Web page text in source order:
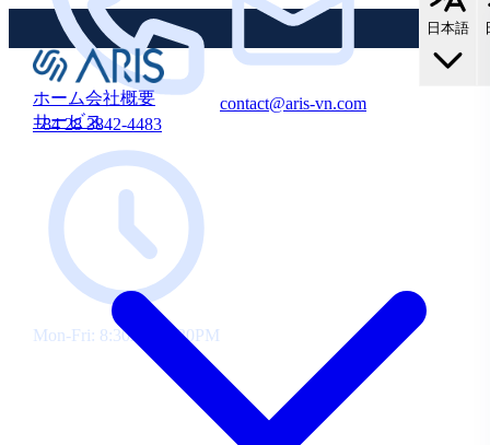
+84 28 3842-4483
Mon-Fri: 8:30AM-5:30PM
contact@aris-vn.com
中
す！
に
10%
割
存
お
日本語
ホーム会社概要
サービス